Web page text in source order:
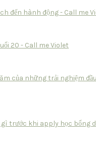
đến hành động - Call me
20 - Call me Violet
của những trải nghiệm
gì trước khi apply học bổng